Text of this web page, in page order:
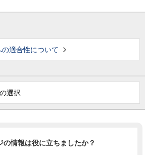
適合性について
選択
の情報は役に立ちましたか？